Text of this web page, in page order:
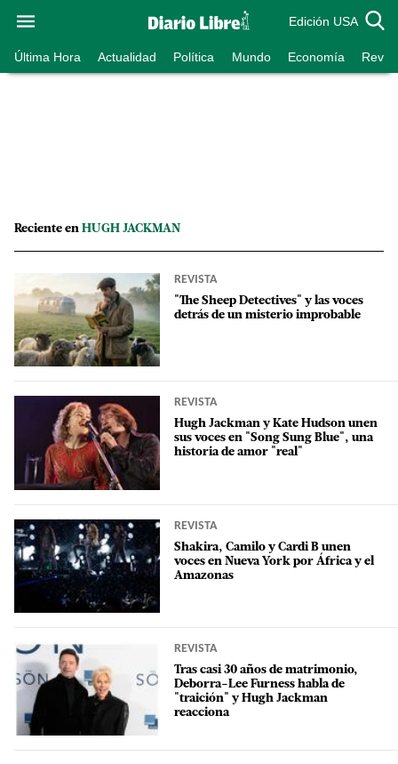
Edición USA
Última Hora Actualidad Política Mundo Economía
Reciente en HUGH JACKMAN
REVISTA
"The Sheep Detectives" y las voces
detrás de un misterio improbable
REVISTA
Hugh Jackman y Kate Hudson unen
sus voces en "Song Sung Blue", una
historia de amor "real"
REVISTA
Shakira, Camilo y Cardi B unen
voces en Nueva York por África y el
Amazonas
REVISTA
Tras casi 30 años de matrimonio,
Deborra-Lee Furness habla de
"traición" y Hugh Jackman
reacciona